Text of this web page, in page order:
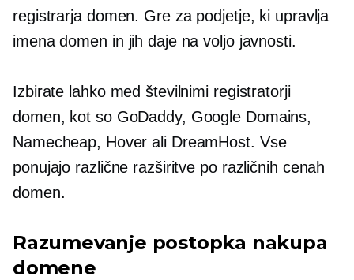
registrarja domen. Gre za podjetje, ki upravlja
imena domen in jih daje na voljo javnosti.
Izbirate lahko med številnimi registratorji
domen, kot so GoDaddy, Google Domains,
Namecheap, Hover ali DreamHost. Vse
ponujajo različne razširitve po različnih cenah
domen.
Razumevanje postopka nakupa
domene